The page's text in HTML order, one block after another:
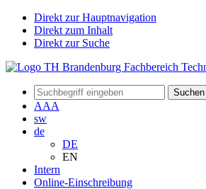
Direkt zur Hauptnavigation
Direkt zum Inhalt
Direkt zur Suche
Suchen
AAA
sw
de
DE
EN
Intern
Online-Einschreibung